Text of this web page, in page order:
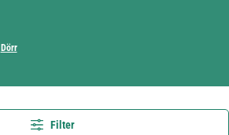
Dörr
Filter